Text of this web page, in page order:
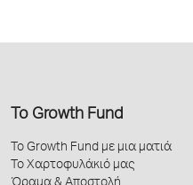
Το Growth Fund
Το Growth Fund με μια ματιά
Το Χαρτοφυλάκιό μας